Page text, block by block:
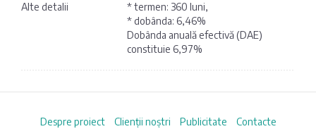
Alte detalii
* termen: 360 luni,
* dobânda: 6,46%
Dobânda anuală efectivă (DAE)
constituie 6,97%
Despre proiect Clienții noștri Publicitate Contacte